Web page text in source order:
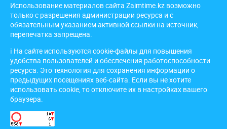
Использование материалов сайта Zaimtime.kz возможно
только с разрешения администрации ресурса и с
обязательным указанием активной ссылки на источник,
перепечатка запрещена.
ℹ️ На сайте используются cookie-файлы для повышения
удобства пользователей и обеспечения работоспособности
ресурса. Это технология для сохранения информации о
предыдущих посещениях веб-сайта. Если вы не хотите
использовать cookie, то отключите их в настройках вашего
браузера.